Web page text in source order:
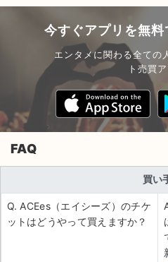
今すぐアプリを無料
エンタメに関わる全ての
ト売買
FAQ
買い
Q. ACEes（エイシーズ）のチケ
ットはどうやって買えますか？